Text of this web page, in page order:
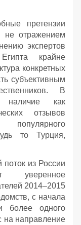
претензии
не отражением
экспертов
крайне
конкретных
субъективным
В
наличие как
отзывов
то Турция,
поток из России
уверенное
2014–2015
с начала
более одного
на направление